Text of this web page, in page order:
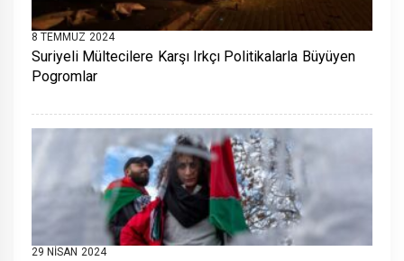
8 TEMMUZ 2024
Suriyeli Mültecilere Karşı Irkçı Politikalarla Büyüyen
Pogromlar
29 NISAN 2024